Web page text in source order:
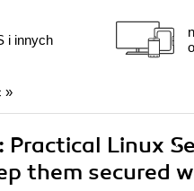
i innych
»
Linux
them secured